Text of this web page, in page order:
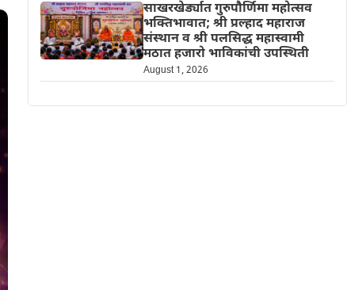
साखरखेर्ड्यात गुरुपौर्णिमा महोत्सव
भक्तिभावात; श्री प्रल्हाद महाराज
संस्थान व श्री पलसिद्ध महास्वामी
मठात हजारो भाविकांची उपस्थिती
August 1, 2026